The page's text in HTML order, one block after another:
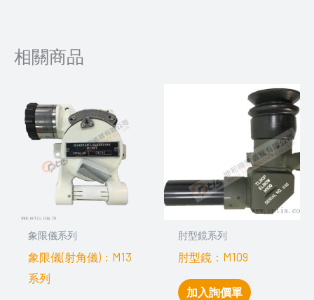
相關商品
象限儀系列
象限儀(射角儀)：M13
系列
肘型鏡系列
肘型鏡：M109
加入詢價單